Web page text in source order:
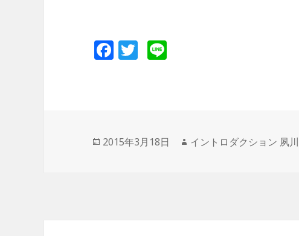
F
o
T
投
2015年3月18日
作
イントロダクション 夙